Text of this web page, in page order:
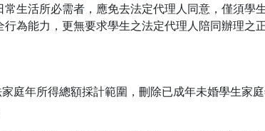
生活所必需者，應免去法定代理人同意，僅須學
為能力，更無要求學生之法定代理人陪同辦理之正
庭年所得總額採計範圍，刪除已成年未婚學生家